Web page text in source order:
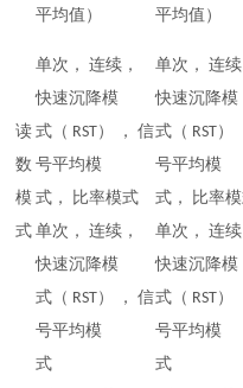
平均值）
平均值）
读
数
模
式
单次， 连续，
快速沉降模
式（ RST） ， 信
号平均模
式， 比率模式
单次， 连续，
快速沉降模
式（ RST） ， 信
号平均模
式
单次， 连续
快速沉降模
式（ RST）
号平均模
式， 比率
单次， 连续
快速沉降模
式（ RST）
号平均模
式